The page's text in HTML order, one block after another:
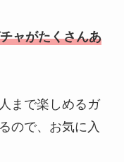
ャがたくさんあ
まで楽しめるガ
ので、お気に入